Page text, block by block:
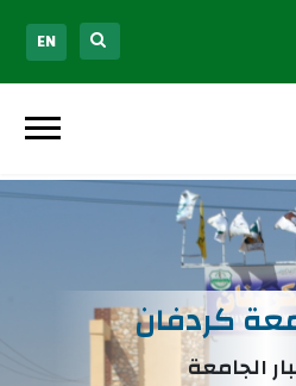
EN
كردفان
الجامعة